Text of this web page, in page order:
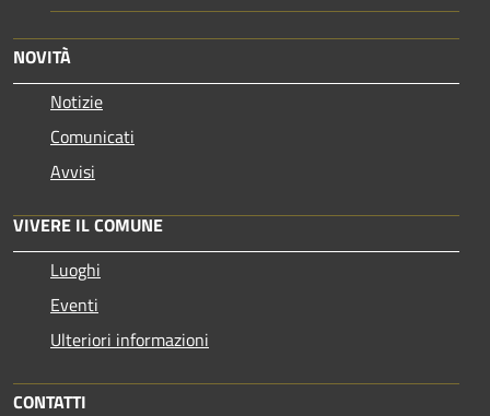
NOVITÀ
Notizie
Comunicati
Avvisi
VIVERE IL COMUNE
Luoghi
Eventi
Ulteriori informazioni
CONTATTI